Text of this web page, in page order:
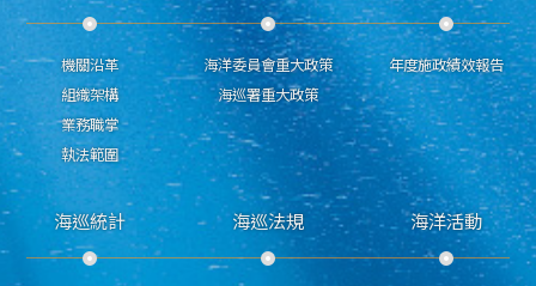
機關沿革
組織架構
業務職掌
執法範圍
海洋委員會重大政策
海巡署重大政策
年度施政績效報告
海巡統計 海巡法規 海洋活動